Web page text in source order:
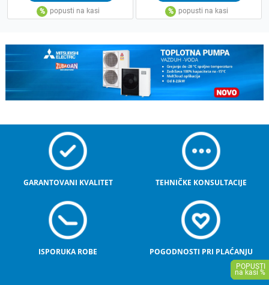
GARANTOVANI KVALITET TEHNIČKE KONSULTACIJE
ISPORUKA ROBE POGODNOSTI PRI PLAĆANJU